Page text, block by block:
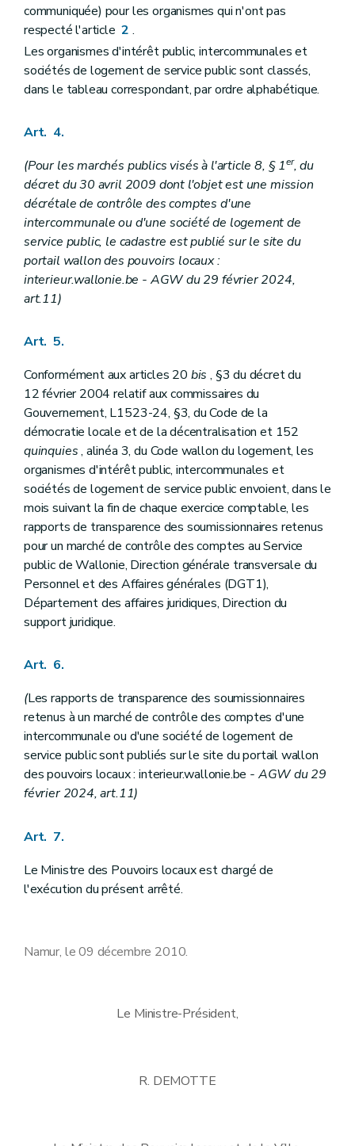
communiquée) pour les organismes qui n'ont pas
respecté l'article2 .
Les organismes d'intérêt public, intercommunales et
sociétés de logement de service public sont classés,
dans le tableau correspondant, par ordre alphabétique.
Art. 4.
(Pour les marchés publics visés à l'article 8, § 1er, du
décret du 30 avril 2009 dont l'objet est une mission
décrétale de contrôle des comptes d'une
intercommunale ou d'une société de logement de
service public, le cadastre est publié sur le site du
portail wallon des pouvoirs locaux :
interieur.wallonie.be - AGW du 29 février 2024,
art.11)
Art. 5.
Conformément aux articles 20 bis , §3 du décret du
12 février 2004 relatif aux commissaires du
Gouvernement, L1523-24, §3, du Code de la
démocratie locale et de la décentralisation et 152
quinquies, alinéa 3, du Code wallon du logement, les
organismes d'intérêt public, intercommunales et
sociétés de logement de service public envoient, dans le
mois suivant la fin de chaque exercice comptable, les
rapports de transparence des soumissionnaires retenus
pour un marché de contrôle des comptes au Service
public de Wallonie, Direction générale transversale du
Personnel et des Affaires générales (DGT1),
Département des affaires juridiques, Direction du
support juridique.
Art. 6.
(Les rapports de transparence des soumissionnaires
retenus à un marché de contrôle des comptes d'une
intercommunale ou d'une société de logement de
service public sont publiés sur le site du portail wallon
des pouvoirs locaux : interieur.wallonie.be - AGW du 29
février 2024, art.11)
Art. 7.
Le Ministre des Pouvoirs locaux est chargé de
l'exécution du présent arrêté.
Namur, le 09 décembre 2010.
Le Ministre-Président,
R. DEMOTTE